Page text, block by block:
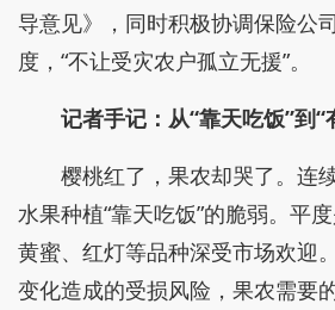
导意见》，同时积极协调保险公
度，“不让受灾农户孤立无援”。
记者手记：从“靠天吃饭”到“
樱桃红了，果农却哭了。连
水果种植“靠天吃饭”的脆弱。平
黄蜜、红灯等品种深受市场欢迎
变化造成的受损风险，果农需要